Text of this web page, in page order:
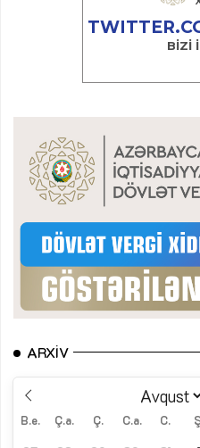
ARXIV
B.e. Ç.a. Ç. C.a. C.